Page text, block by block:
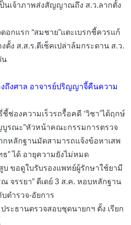
นเจ้าภาพส่งสัญญาณถึง ส.ว.ลากตั้ง
อกแรก “สมชาย”แตะเบรกชี้ควรแก้
งตั้ง ส.ส.ร.ตีเช็คเปล่าล้มกระดาน ส.ว.
น
งถึงศาล อาจารย์ปริญญาจี้คืนความ
ช่องความเร็วรถรื้อคดี ‘วิชา’ได้ฤกษ์
บูรณะ”หัวหน้าคณะกรรมการตรวจ
กหลักฐานมัดสามารถแจ้งข้อหาเสพ
ธ” ได้ อายุความยังไม่หมด
บ ขอดูใบรับรองแพทย์ผู้รักษาใช้ยามี
จรรยา” ดีเดย์ 3 ส.ค. หอบหลักฐาน
ตำรวจ-อัยการ
ะธานตรวจสอบชุดนายกฯ ตั้ง เรียก